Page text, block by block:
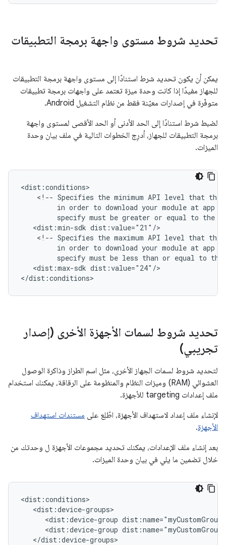
تحديد شروط مستوى واجهة برمجة التطبيقات
يمكن أن يكون تحديد شرط استنادًا إلى مستوى واجهة برمجة التطبيقات
للجهاز مفيدًا إذا كانت وحدة ميزة تعتمد على واجهات برمجة تطبيقات
متوفّرة في إصدارات معيّنة فقط من نظام التشغيل Android.
لضبط شرط استنادًا إلى الحد الأدنى أو الحد الأقصى لمستوى واجهة
برمجة التطبيقات للجهاز، أدرِج الخطوات التالية في ملف بيان وحدة
الميزات.
<!-- Specifies the minimum API level that the
in order to download your module at app
specify must be greater or equal to the
<dist:min-sdk
<!-- Specifies the maximum API level that the
in order to download your module at app
specify must be less than or equal to the
<dist:max-sdk dist:value="24"/>
</dist:conditions>
تحديد شروط لسمات الأجهزة الأخرى (إصدار
تجريبي)
لتحديد شروط لسمات الجهاز الأخرى، مثل اسم الطراز وذاكرة الوصول
العشوائي (RAM) وميزات النظام والمنظومة على الرقاقة، يمكنك استخدام
ملف إعدادات targeting للأجهزة.
لإنشاء ملف إعداد لاستهداف الأجهزة، اطّلِع على مستندات استهداف
الأجهزة.
بعد إنشاء ملف الإعدادات، يمكنك تحديد مجموعات الأجهزة ل وحدتك من
خلال تضمين ما يلي في بيان وحدة الميزات.
<dist:device-group
<dist:device-group
</dist:device-groups>